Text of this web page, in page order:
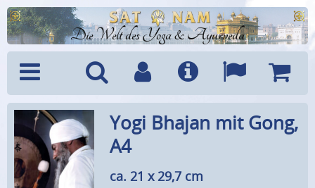
Die Welt des Yoga & Ayurveda
Menü SucheBenutzerkonto
Info Sprachen
Yogi Bhajan mit Gong,
A4
ca. 21 x 29,7 cm